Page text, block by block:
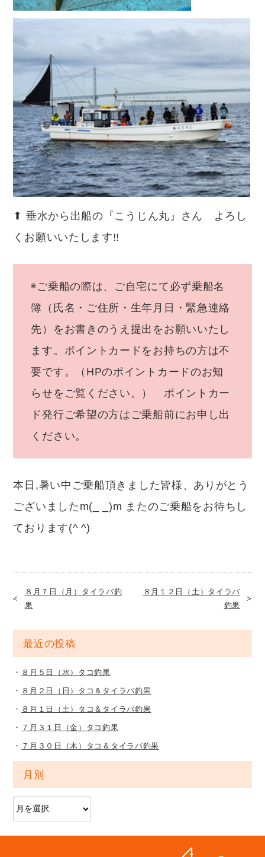
⬆︎ 垂水から出船の『こうじん丸』さん よろし
くお願いいたします!!
◉ご乗船の際は、ご自宅にて必ず乗船名
簿（氏名・ご住所・生年月日・緊急連絡
先）をお書きのうえ提出をお願いいたし
ます。ポイントカードをお持ちの方は不
要です。（HPのポイントカードのお知
らせをご覧ください。） ポイントカー
ド発行ご希望の方はご乗船前にお申し出
ください。
本日,暑い中ご乗船頂きました皆様、ありがとう
ございましたm(_ _)m またのご乗船をお待ちし
ております(^ ^)
８月７日（月）タイラバ釣
果
８月１２日（土）タイラバ
釣果
最近の投稿
８月５日（水）タコ釣果
８月２日（日）タコ＆タイラバ釣果
８月１日（土）タコ＆タイラバ釣果
７月３１日（金）タコ釣果
７月３０日（木）タコ＆タイラバ釣果
月別